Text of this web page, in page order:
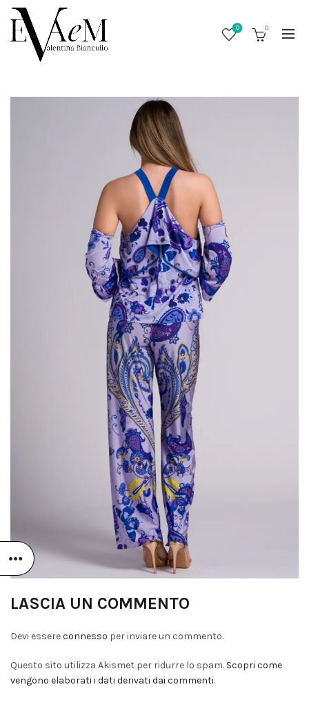
0 0
LASCIA UN COMMENTO
Devi essereconnesso per inviare un commento.
Questo sito utilizza Akismet per ridurre lo spam. Scopri come
vengono elaborati i dati derivati dai commenti.